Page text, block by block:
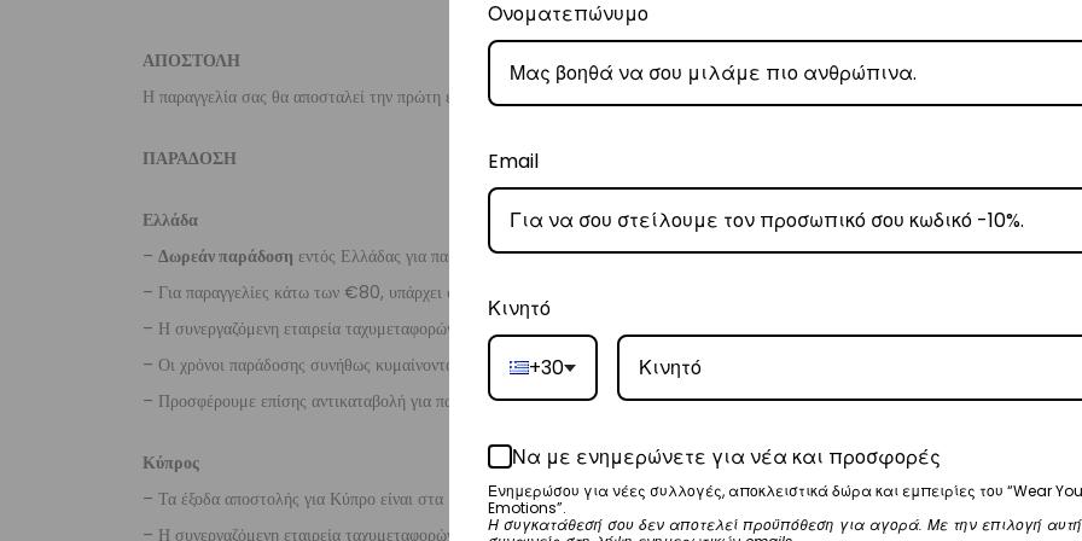
ΑΠΟΣΤΟΛΗ
Η παραγγελία σας θα αποσταλεί την πρώτη εργάσιμη ημέρα μετά την αγορά σας. M: (+30)
ΠΑΡΑΔΟΣΗ
Ελλάδα
– Δωρεάν παράδοση εντός Ελλάδας για παραγγελίεςάνω των 80€.
– Για παραγγελίες κάτω των €80, υπάρχει σταθερή χρέωση εξόδων αποστολής στα
– Η συνεργαζόμενη εταιρεία ταχυμεταφορών,
Courier Center
, θα αναλάβει την παράδοσή σας.
– Οι χρόνοι παράδοσης συνήθως κυμαίνονται από 1-3 εργάσιμες ημέρες.
– Προσφέρουμε επίσης αντικαταβολή για παραγγελίες σε όλη την Ελλάδα με extra χρέωση €2.
Κύπρος
– Τα έξοδα αποστολής για Κύπρο είναι στα
– Η συνεργαζόμενη εταιρεία ταχυμεταφορών,
Aramex, θα αναλάβει την παράδοσή σας.
Ονοματεπώνυμο
Email
Κινητό
+30
Να με ενημερώνετε για νέα και προσφορές
Ενημερώσου για νέες συλλογές, αποκλειστικά δώρα και εμπειρίες του “Wear
Emotions”.
Η συγκατάθεσή σου δεν αποτελεί προϋπόθεση για αγορά. Με την επιλογή αυτή